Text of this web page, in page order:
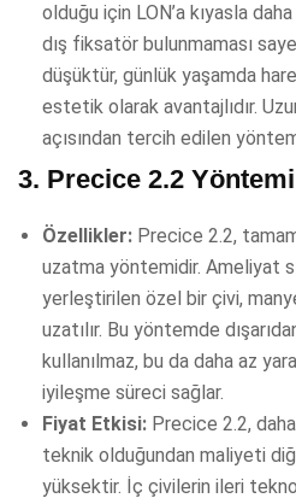
olduğu için LON’a kıyasla
dış fiksatör bulunmaması
düşüktür, günlük yaşamda
estetik olarak avantajlıdır.
açısından tercih edilen
3. Precice 2.2 Yöntemi
Özellikler: Precice 2.2,
uzatma yöntemidir. Ameliyat
yerleştirilen özel bir çivi,
uzatılır. Bu yöntemde
kullanılmaz, bu da daha az
iyileşme süreci sağlar.
Fiyat Etkisi: Precice 2.2,
teknik olduğundan maliyeti
yüksektir. İç çivilerin ileri